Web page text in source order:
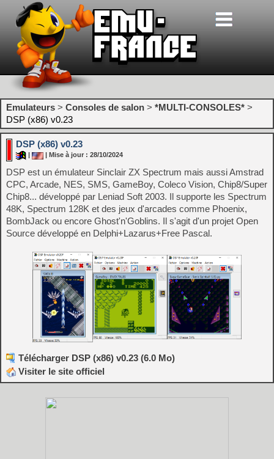
Emulateurs > Consoles de salon > *MULTI-CONSOLES* >
DSP (x86) v0.23
DSP (x86) v0.23
| Mise à jour : 28/10/2024
DSP est un émulateur Sinclair ZX Spectrum mais aussi Amstrad
CPC, Arcade, NES, SMS, GameBoy, Coleco Vision, Chip8/Super
Chip8... développé par Leniad Soft 2003. Il supporte les Spectrum
48K, Spectrum 128K et des jeux d'arcades comme Phoenix,
BombJack ou encore Ghost'n'Goblins. Il s'agit d'un projet Open
Source développé en Delphi+Lazarus+Free Pascal.
Télécharger DSP (x86) v0.23 (6.0 Mo)
Visiter le site officiel